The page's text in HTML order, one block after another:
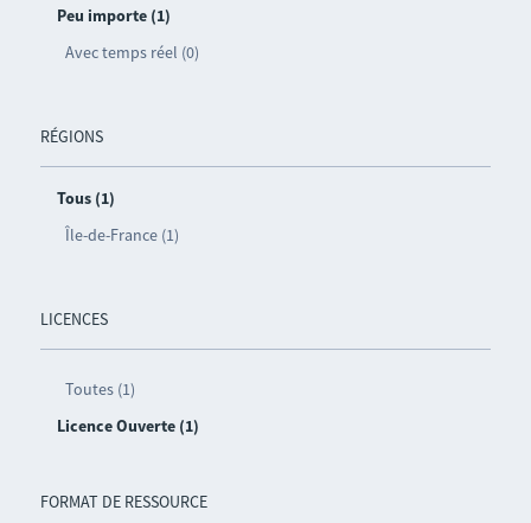
Peu importe (1)
Avec temps réel (0)
RÉGIONS
Tous (1)
Île-de-France (1)
LICENCES
Toutes (1)
Licence Ouverte (1)
FORMAT DE RESSOURCE